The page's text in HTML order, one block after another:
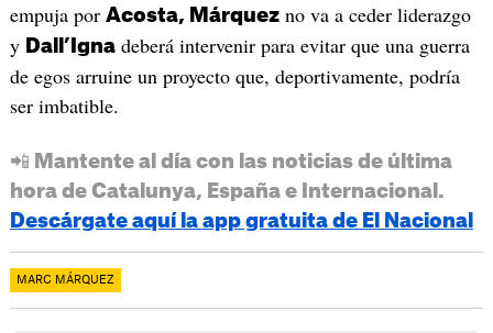
empuja por Acosta, Márquezno va a ceder liderazgo
y Dall’Ignadeberá intervenir para evitar que una guerra
de egos arruine un proyecto que, deportivamente, podría
ser imbatible.
📲 Mantente al día con las noticias de última
hora de Catalunya, España e Internacional.
Descárgate aquí la app gratuita de El Nacional
MARC MÁRQUEZ